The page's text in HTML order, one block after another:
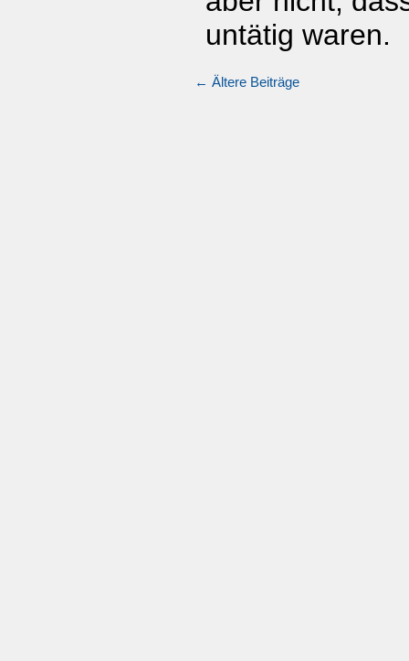
untätig waren.
← Ältere Beiträge